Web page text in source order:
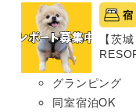
宿
【茨
グランピング
同室宿泊OK